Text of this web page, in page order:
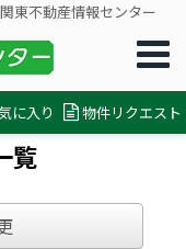
東不動産情報センター
に入り 物件リクエスト
覧